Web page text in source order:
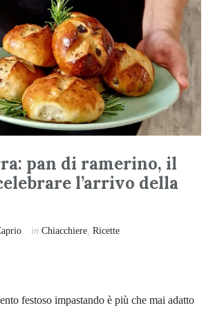
pan di ramerino, il
l’arrivo della
in Chiacchiere Ricette
festoso impastando è più che mai adatto